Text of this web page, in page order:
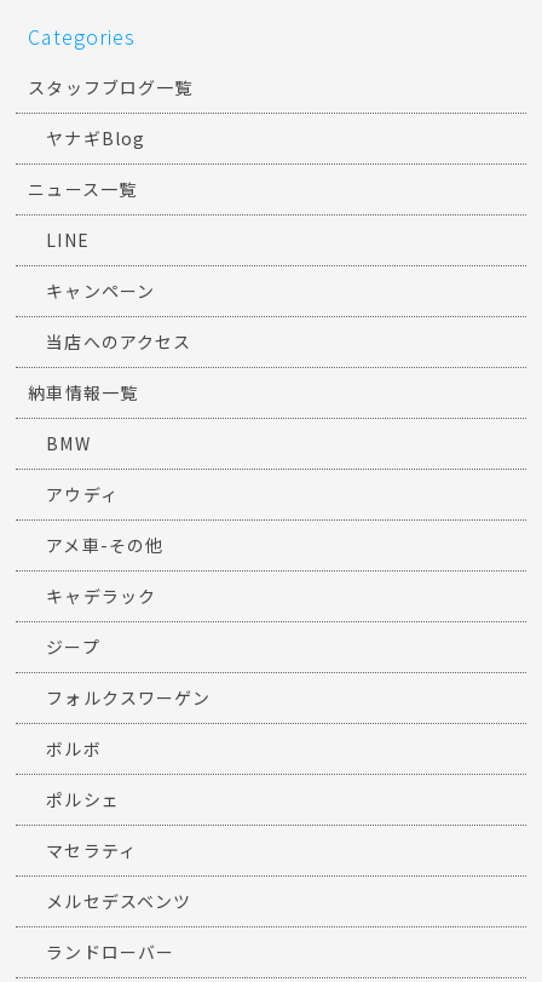
Categories
スタッフブログ一覧
ヤナギBlog
ニュース一覧
LINE
キャンペーン
当店へのアクセス
納車情報一覧
BMW
アウディ
アメ車-その他
キャデラック
ジープ
フォルクスワーゲン
ボルボ
ポルシェ
マセラティ
メルセデスベンツ
ランドローバー